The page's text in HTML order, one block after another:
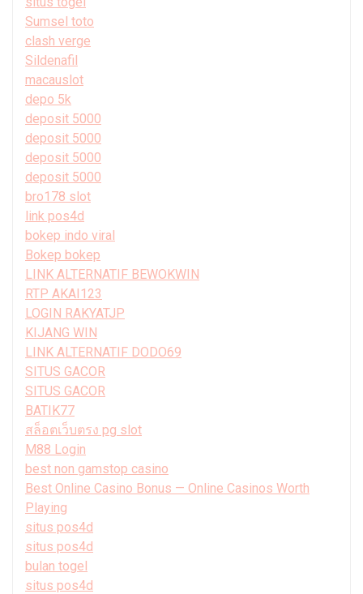
Sumsel toto
clash verge
Sildenafil
macauslot
depo 5k
deposit 5000
deposit 5000
deposit 5000
deposit 5000
bro178 slot
link pos4d
bokep indo viral
Bokep bokep
LINK ALTERNATIF BEWOKWIN
RTP AKAI123
LOGIN RAKYATJP
KIJANG WIN
LINK ALTERNATIF DODO69
SITUS GACOR
SITUS GACOR
BATIK77
สล็อตเว็บตรง pg slot
M88 Login
best non gamstop casino
Best Online Casino Bonus — Online Casinos Worth
Playing
situs pos4d
situs pos4d
bulan togel
situs pos4d